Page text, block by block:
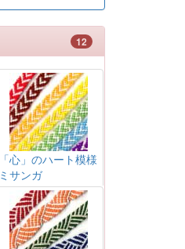
12
「心」のハート模様
ミサンガ